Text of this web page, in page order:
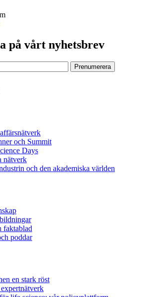
på vårt nyhetsbrev
Prenumerera
och Summit
Days
nätverk
och den akademiska världen
faktablad
poddar
en stark röst